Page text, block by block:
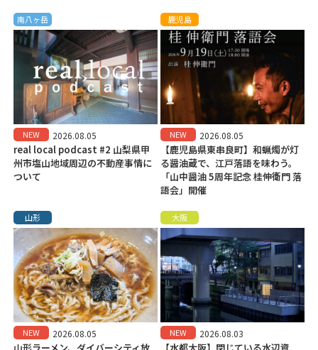
南八ヶ岳
NEW 2026.08.05
real local podcast #2 山梨県甲
州市塩山地域周辺の不動産事情に
ついて
鹿児島
NEW 2026.08.05
【鹿児島県東串良町】和蝋燭が灯
る醤油蔵で、江戸落語を味わう。
「山中醤油 5周年記念 桂伸衛門 落
語会」開催
山形
NEW 2026.08.05
山形ラーメン、ダイバーシティ放
大阪
NEW 2026.08.03
【水都大阪】閉じている水辺資